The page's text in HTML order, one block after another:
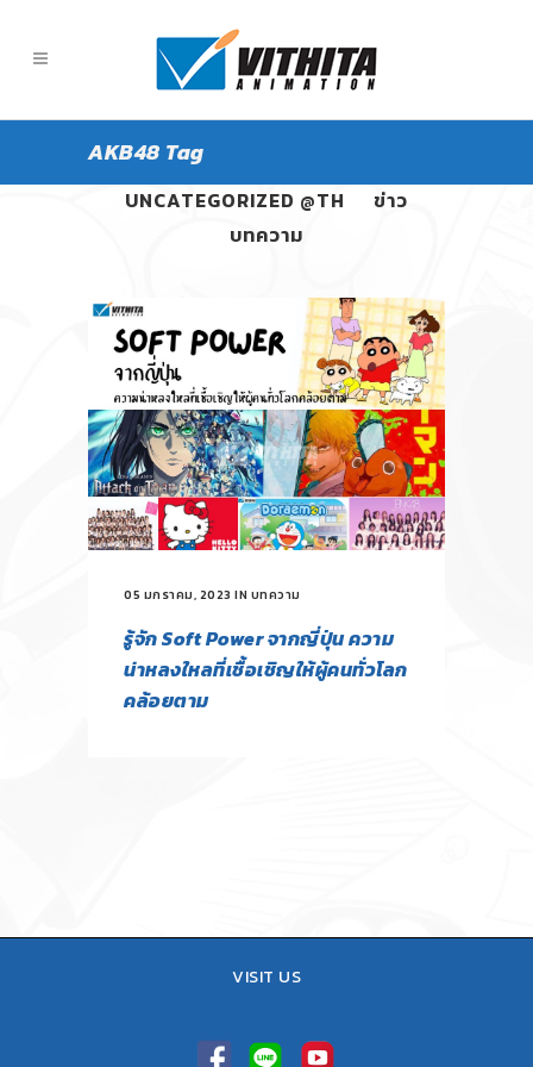
AKB48 Tag
ALL
UNCATEGORIZED @TH
ข่าว
บทความ
05 มกราคม, 2023 IN บทความ
รู้จัก Soft Power จากญี่ปุ่น ความ
น่าหลงใหลที่เชื้อเชิญให้ผู้คนทั่วโลก
คล้อยตาม
VISIT US